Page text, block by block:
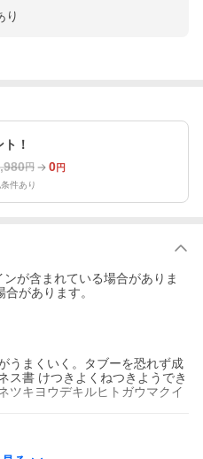
り
！
円 0円
件あり
が含まれている場合がありま
があります。
うまくいく。タブーを恐れず成
ス書 けつきよくねつきようでき
ツキヨウデキルヒトガウマクイ